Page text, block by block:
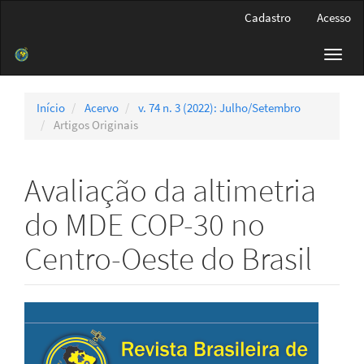
Barra
Cadastro Acesso
Início Acervo
v. 74 n. 3 (2022): Julho/Setembro
Artigos Originais
Avaliação da altimetria
do MDE COP-30 no
Centro-Oeste do Brasil
Barra
lateral